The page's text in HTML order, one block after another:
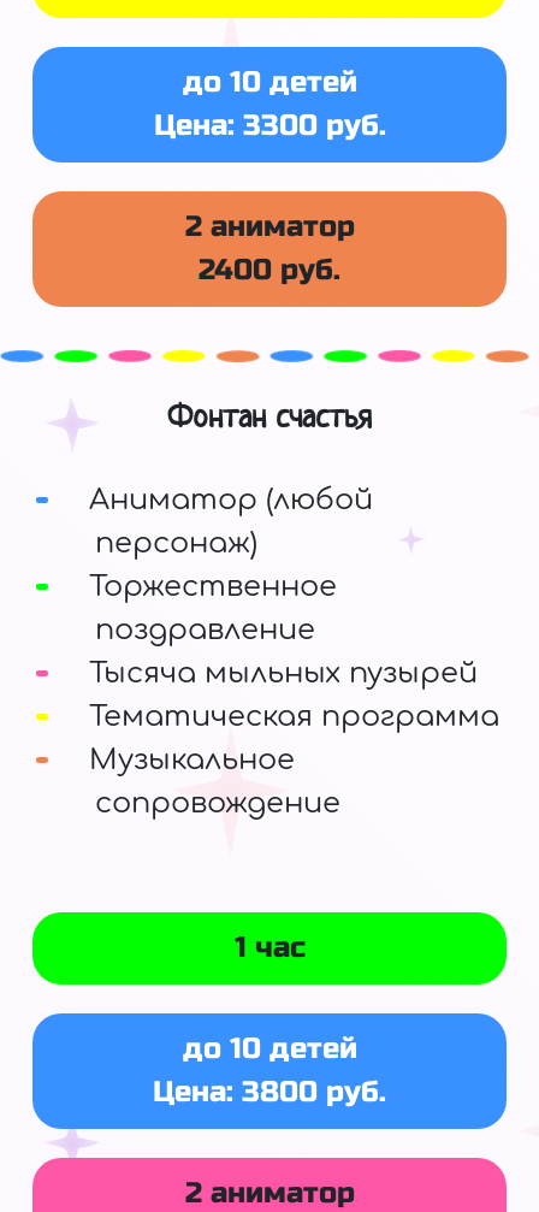
до 10 детей
Цена: 3300 руб.
2 аниматор
2400 руб.
Фонтан счастья
Аниматор (любой
персонаж)
Торжественное
поздравление
Тысяча мыльных пузырей
Тематическая программа
Музыкальное
сопровождение
1 час
до 10 детей
Цена: 3800 руб.
2 аниматор